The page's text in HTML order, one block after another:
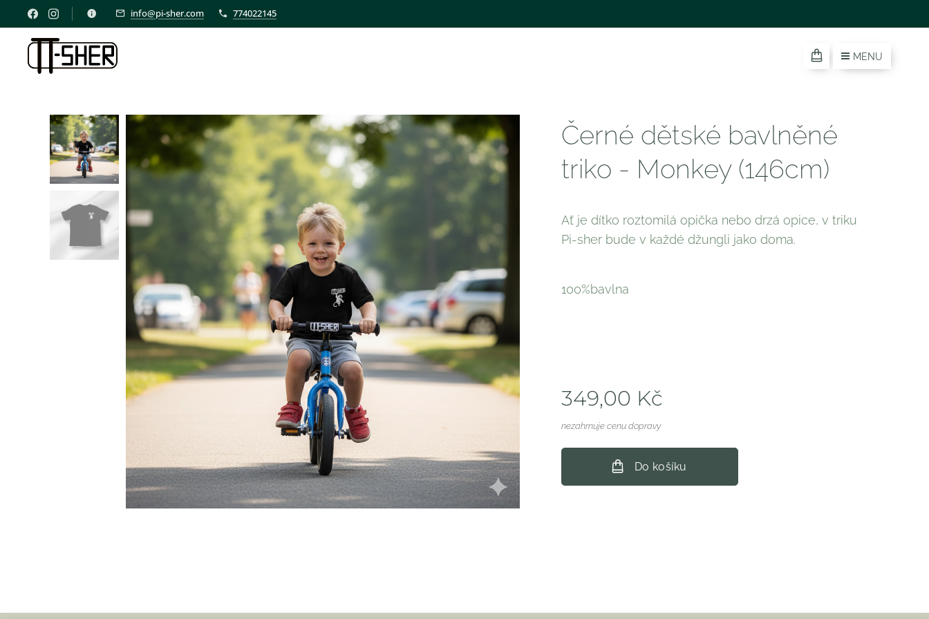
info@pi-sher.com 774022145
MENU
Černé dětské bavlněné
triko - Monkey (146cm)
Ať je dítko roztomilá opička nebo drzá opice, v triku
Pi-sher bude v každé džungli jako doma.
100%bavlna
349,00 Kč
nezahrnuje cenu dopravy
Do košíku